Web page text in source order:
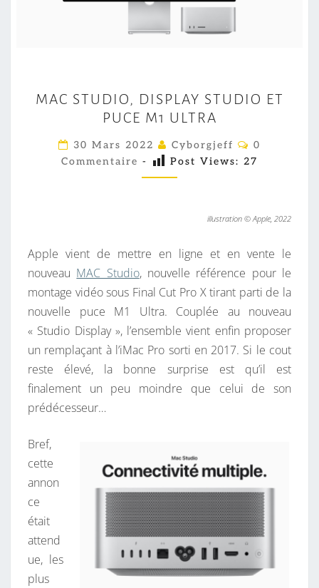
X
A
C
S
T
U
,
D
I
S
P
L
A
Y
D
I
O
E
T
P
MAC STUDIO, DISPLAY STUDIO ET
PUCE M1 ULTRA
30 Mars 2022 Cyborgjeff
C
M
A
E
0
Commentaire - Post Views: 27
illustration © Apple, 2022
Apple vient de mettre en ligne et en vente le
nouveau MAC Studio, nouvelle référence pour le
montage vidéo sous Final Cut Pro X tirant parti de la
nouvelle puce M1 Ultra. Couplée au nouveau
« Studio Display », l’ensemble vient enfin proposer
un remplaçant à l’iMac Pro sorti en 2017. Si le cout
reste élevé, la bonne surprise est qu’il est
finalement un peu moindre que celui de son
prédécesseur…
Bref,
cette
annon
ce
était
attend
ue, les
plus